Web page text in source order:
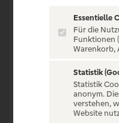
Essentielle
Für die
Funktionen
Warenkorb,
Statistik
Statistik
anonym.
verstehen,
Website